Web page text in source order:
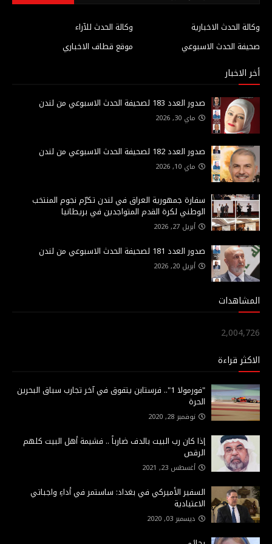
وكالة الحدث للآراء
وكالة الحدث الاخبارية
موقع قطاف الاخباري
صحيفة الحدث الاسبوعي
أخر الاخبار
صدور العدد 183 لصحيفة الحدث الاسبوعي من لندن
ماي 30, 2026
صدور العدد 182 لصحيفة الحدث الاسبوعي من لندن
ماي 10, 2026
سفارة جمهورية العراق في لندن تكرّم نجوم المنتخب
الوطني لكرة القدم المتواجدين في بريطانيا
أبريل 27, 2026
صدور العدد 181 لصحيفة الحدث الاسبوعي من لندن
أبريل 20, 2026
المشاهدات
2,004,726
الاكثر قراءة
"فورمولا 1".. فرستابن يتفوق في آخر تجارب سباق البحرين
الحرة
نوفمبر 28, 2020
إذا كان رب البيت بالدف ضارباً .. فشيمة أهل البيت كلهم
الرقص
أغسطس 23, 2021
السفير الأميركي في بغداد: ساستمر في أداءِ واجباتي
الاعتيادية
ديسمبر 03, 2020